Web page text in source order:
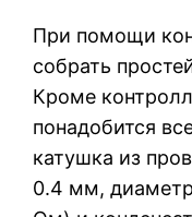
При помощи
собрать
Кроме
понадобится
катушка из
0.4 мм,